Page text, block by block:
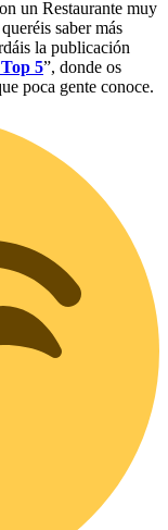
un Restaurante muy
saber más
la publicación
5”, donde os
poca gente conoce.